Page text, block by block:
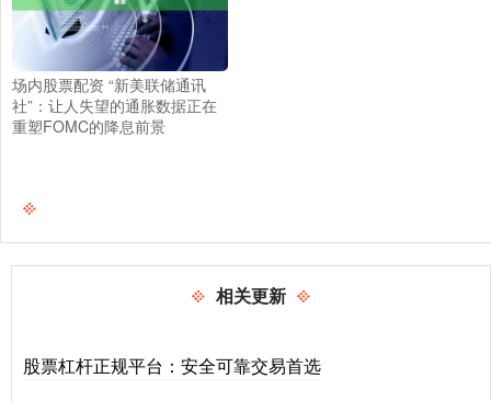
场内股票配资 “新美联储通讯
社”：让人失望的通胀数据正在
重塑FOMC的降息前景
相关更新
股票杠杆正规平台：安全可靠交易首选